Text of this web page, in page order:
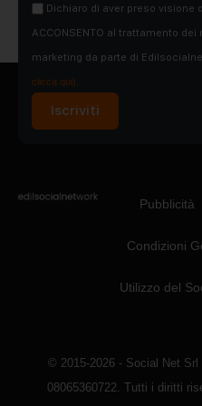
Dichiaro di aver preso visione
ACCONSENTO al trattamento
marketing da parte di
clicca qui).
Iscriviti
Pubblicità
Condizioni
Utilizzo del
© 2015-2026 - Social Net Srl
08065360722. Tutti i diritti